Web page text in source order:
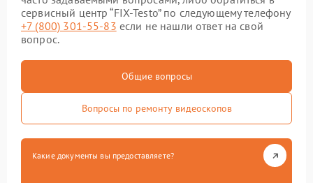
сервисный центр “FIX-Testo” по следующему телефону
+7 (800) 301-55-83 если не нашли ответ на свой
вопрос.
Общие вопросы
Вопросы по ремонту видеоскопов
Какие документы вы предоставляете?